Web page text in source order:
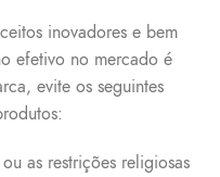
inovadores e bem
efetivo no mercado é
evite os seguintes
as restrições religiosas